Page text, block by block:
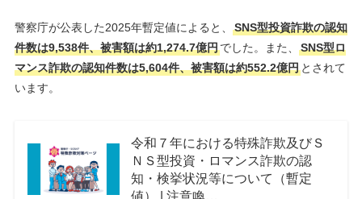
警察庁が公表した2025年暫定値によると、
SNS型投資詐欺の認知
件数は9,538件、被害額は約1,274.7億円でした。また、
SNS型ロ
マンス詐欺の認知件数は5,604件、被害額は約552.2億円とされて
います。
令和７年における特殊詐欺及びＳ
ＮＳ型投資・ロマンス詐欺の認
知・検挙状況等について（暫定
値） | 注意喚…